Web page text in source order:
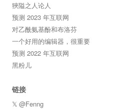
狹隘之人论人
预测 2023 年互联网
对乙酰氨基酚和布洛芬
一个好用的编辑器，很重要
预测 2022 年互联网
黑粉儿
链接
𝕏 @Fenng